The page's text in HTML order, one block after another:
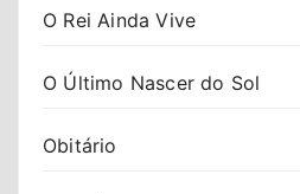
O Rei Ainda Vive
O Último Nascer do Sol
Obitário